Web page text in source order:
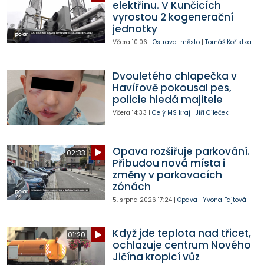
elektřinu. V Kunčicích
vyrostou 2 kogenerační
jednotky
Včera 10:06 | Ostrava-město| Tomáš Kořistka
Dvouletého chlapečka v
Havířově pokousal pes,
policie hledá majitele
Včera 14:33 | Celý MS kraj | Jiří Cileček
02:33
Opava rozšiřuje parkování.
Přibudou nová místa i
změny v parkovacích
zónách
5. srpna 2026 17:24| Opava | Yvona Fajtová
01:20
Když jde teplota nad třicet,
ochlazuje centrum Nového
Jičína kropicí vůz